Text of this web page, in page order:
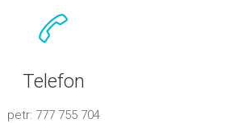
Telefon
petr: 777 755 704